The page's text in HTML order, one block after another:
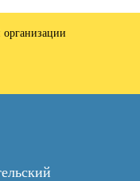
организации